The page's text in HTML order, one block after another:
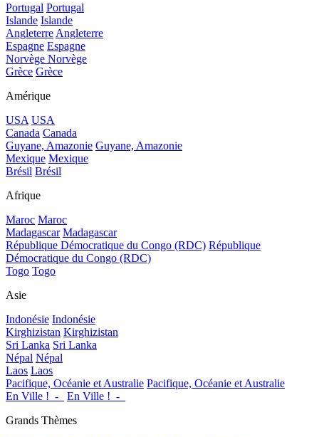
Portugal Portugal
Islande Islande
Angleterre Angleterre
Espagne Espagne
Norvège Norvège
Grèce Grèce
Amérique
USA USA
Canada Canada
Guyane, Amazonie Guyane, Amazonie
Mexique Mexique
Brésil Brésil
Afrique
Maroc Maroc
Madagascar Madagascar
République Démocratique du Congo (RDC) République
Démocratique du Congo (RDC)
Togo Togo
Asie
Indonésie Indonésie
Kirghizistan Kirghizistan
Sri Lanka Sri Lanka
Népal Népal
Laos Laos
Pacifique, Océanie et Australie Pacifique, Océanie et Australie
En Ville !_-_
En Ville !_-_
Grands Thèmes